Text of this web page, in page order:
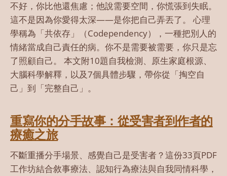
不好，你比他還焦慮；他說需要空間，你慌張到失眠。
這不是因為你愛得太深——是你把自己弄丟了。 心理
學稱為「共依存」（Codependency），一種把別人的
情緒當成自己責任的病。你不是需要被需要，你只是忘
了照顧自己。 本文附10題自我檢測、原生家庭根源、
大腦科學解釋，以及7個具體步驟，帶你從「掏空自
己」到「完整自己」。
重寫你的分手故事：從受害者到作者的
療癒之旅
不斷重播分手場景、感覺自己是受害者？這份33頁PDF
工作坊結合敘事療法、認知行為療法與自我同情科學，